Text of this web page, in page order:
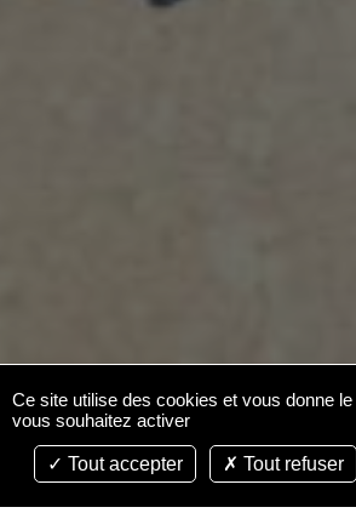
Ce site utilise des cookies et vous donne
vous souhaitez activer
Tout accepter Tout refuser